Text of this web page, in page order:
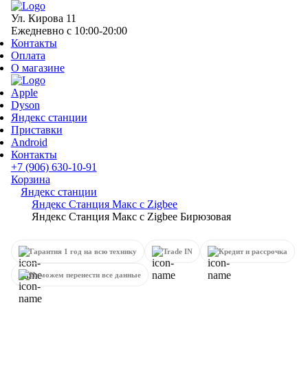
Ул. Кирова 11
Ежедневно с 10:00-20:00
Контакты
Оплата
О магазине
Apple
Dyson
Яндекс станции
Приставки
Android
Контакты
+7 (906) 630-10-91
Корзина
Яндекс станции
Яндекс Станция Макс с Zigbee
Яндекс Станция Макс с Zigbee Бирюзовая
Гарантия 1 год на всю технику Trade IN Кредит и рассрочка
Поможем перенести все данные